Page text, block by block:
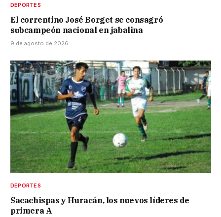
DEPORTES
El correntino José Borget se consagró
subcampeón nacional en jabalina
9 de agosto de 2026
DEPORTES
Sacachispas y Huracán, los nuevos líderes de
primera A